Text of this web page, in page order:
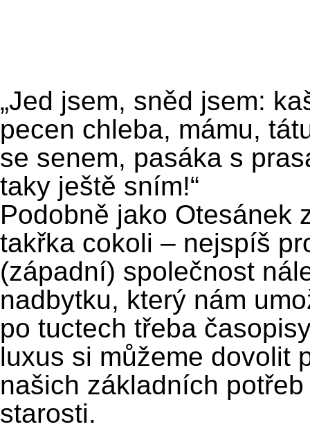
„Jed jsem, sněd jsem:
pecen chleba, mámu,
se senem, pasáka s
taky ještě sním!“
Podobně jako Otesánek
takřka cokoli – nejspíš
(západní) společnost
nadbytku, který nám
po tuctech třeba
luxus si můžeme dovolit
našich základních
starosti.